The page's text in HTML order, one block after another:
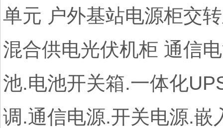
单元 户外基站电源柜交
混合供电光伏机柜 通信
池.电池开关箱.一体化
调.通信电源.开关电源.嵌